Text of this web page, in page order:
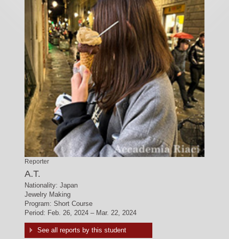
Reporter
A.T.
Nationality: Japan
Jewelry Making
Program: Short Course
Period: Feb. 26, 2024 – Mar. 22, 2024
See all reports by this student